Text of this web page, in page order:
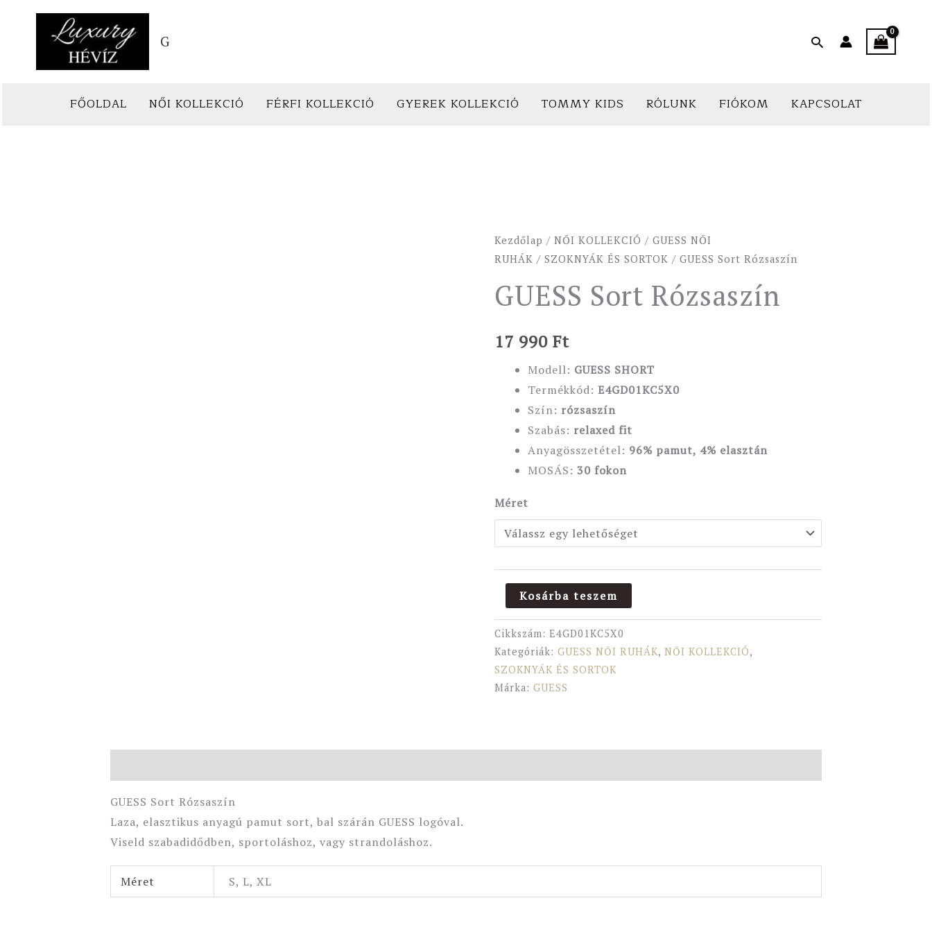
G Search
FŐOLDAL NŐI KOLLEKCIÓ FÉRFI KOLLEKCIÓ GYEREK KOLLEKCIÓ TOMMY KIDS RÓLUNK FIÓKOM KAPCSOLAT
Kezdőlap /NŐI KOLLEKCIÓ /GUESS NŐI
RUHÁK /SZOKNYÁK ÉS SORTOK / GUESS Sort Rózsaszín
GUESS Sort Rózsaszín
17 990Ft
Modell: GUESS SHORT
Termékkód:E4GD01KC5X0
Szín: rózsaszín
Szabás: relaxed fit
Anyagösszetétel: 96% pamut, 4% elasztán
MOSÁS:30 fokon
Méret
GUESS
Sort
mennyiség
Kosárba teszem
Cikkszám:E4GD01KC5X0
Kategóriák:GUESS NŐI RUHÁK,NŐI KOLLEKCIÓ,
SZOKNYÁK ÉS SORTOK
Márka:GUESS
GUESS Sort Rózsaszín
Laza, elasztikus anyagú pamut sort, bal szárán GUESS logóval.
Viseld szabadidődben, sportoláshoz, vagy strandoláshoz.
Méret S, L, XL